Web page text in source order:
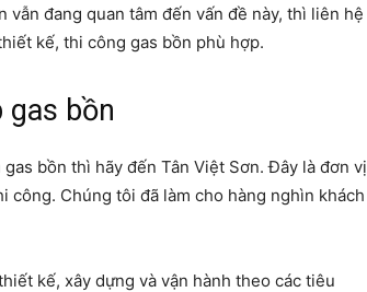
vẫn đang quan tâm đến vấn đề này, thì liên hệ
kế, thi công gas bồn phù hợp.
gas bồn
bồn thì hãy đến Tân Việt Sơn. Đây là đơn vị
Chúng tôi đã làm cho hàng nghìn khách
kế, xây dựng và vận hành theo các tiêu